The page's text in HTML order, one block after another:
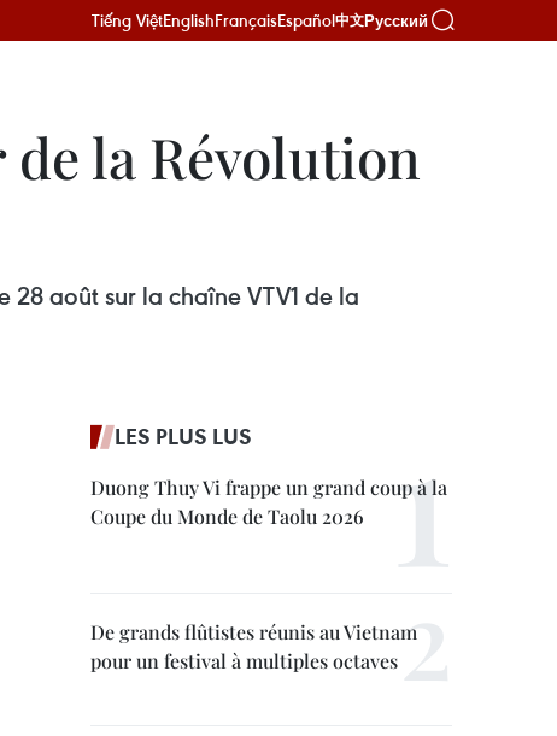
Tiếng ViệtEnglishFrançaisEspañol中文Русский
la Révolution
août sur la chaîne VTV1 de la
LES PLUS LUS
Duong Thuy Vi frappe un grand coup à la
Coupe du Monde de Taolu 2026
De grands flûtistes réunis au Vietnam
pour un festival à multiples octaves